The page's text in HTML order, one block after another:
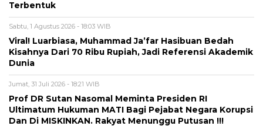
Terbentuk
Sabtu, 1 Agustus 2026 - 18:03 WIB
Viral! Luarbiasa, Muhammad Ja’far Hasibuan Bedah
Kisahnya Dari 70 Ribu Rupiah, Jadi Referensi Akademik
Dunia
Jumat, 31 Juli 2026 - 18:21 WIB
Prof DR Sutan Nasomal Meminta Presiden RI
Ultimatum Hukuman MATI Bagi Pejabat Negara Korupsi
Dan Di MISKINKAN. Rakyat Menunggu Putusan !!!